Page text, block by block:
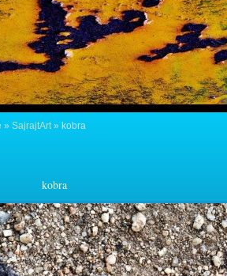
» SajrajtArt» kobra
kobra